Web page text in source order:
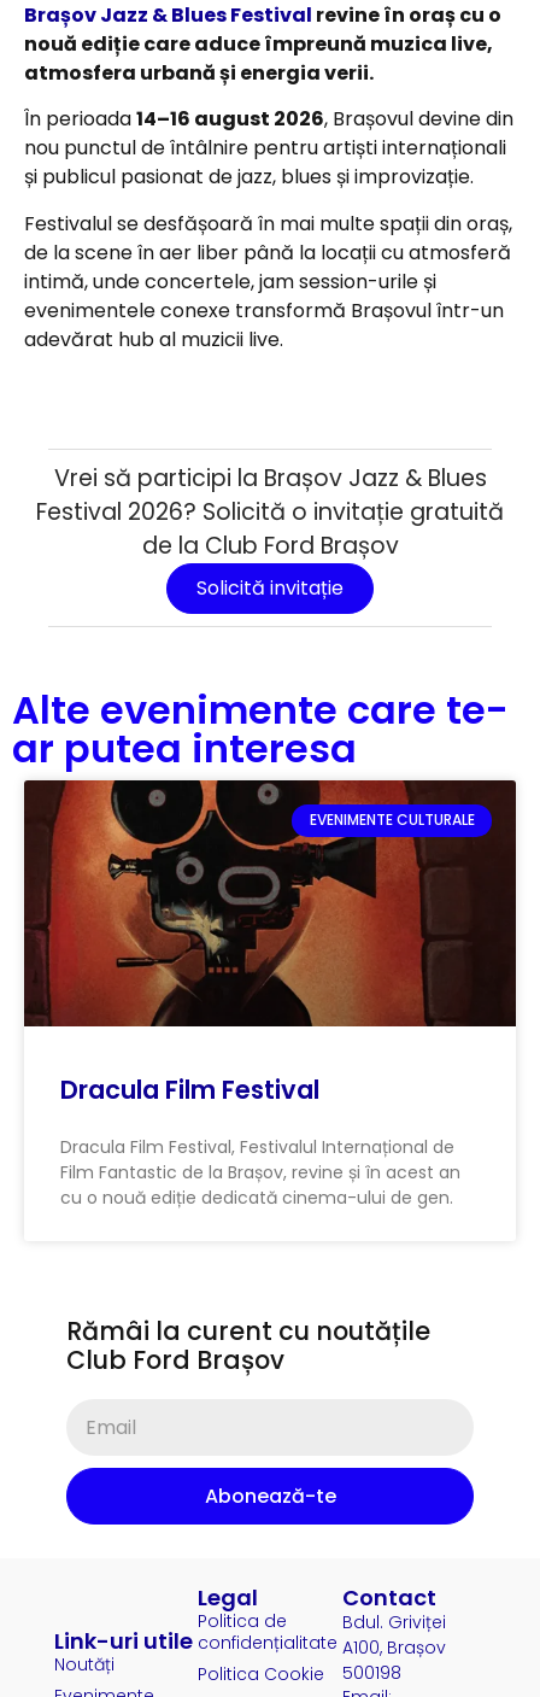
Brașov Jazz & Blues Festival revine în oraș cu o
nouă ediție care aduce împreună muzica live,
atmosfera urbană și energia verii.
În perioada14–16 august 2026, Brașovul devine din
nou punctul de întâlnire pentru artiști internaționali
și publicul pasionat de jazz, blues și improvizație.
Festivalul se desfășoară în mai multe spații din oraș,
de la scene în aer liber până la locații cu atmosferă
intimă, unde concertele, jam session-urile și
evenimentele conexe transformă Brașovul într-un
adevărat hub al muzicii live.
Vrei să participi la Brașov Jazz & Blues
Festival 2026? Solicită o invitație gratuită
de la Club Ford Brașov
Solicită invitație
Alte evenimente care te-
ar putea interesa
EVENIMENTE CULTURALE
Dracula Film Festival
Dracula Film Festival, Festivalul Internațional de
Film Fantastic de la Brașov, revine și în acest an
cu o nouă ediție dedicată cinema-ului de gen.
Rămâi la curent cu noutățile
Club Ford Brașov
Abonează-te
Legal
Politica de
confidențialitate
Politica Cookie
Link-uri utile
Noutăți
Contact
Bdul. Griviței
A100, Brașov
500198